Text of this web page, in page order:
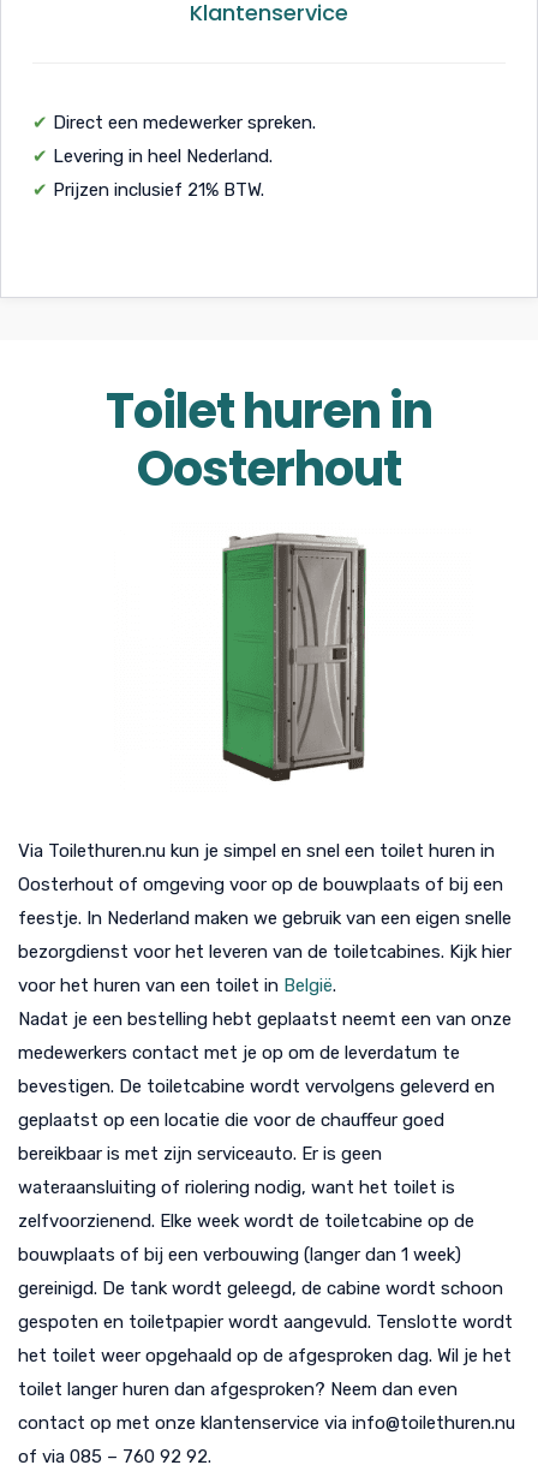
Klantenservice
✔ Direct een medewerker spreken.
✔ Levering in heel Nederland.
✔ Prijzen inclusief 21% BTW.
Toilet huren in
Oosterhout
Via Toilethuren.nu kun je simpel en snel een toilet huren in
Oosterhout of omgeving voor op de bouwplaats of bij een
feestje. In Nederland maken we gebruik van een eigen snelle
bezorgdienst voor het leveren van de toiletcabines. Kijk hier
voor het huren van een toilet in België.
Nadat je een bestelling hebt geplaatst neemt een van onze
medewerkers contact met je op om de leverdatum te
bevestigen. De toiletcabine wordt vervolgens geleverd en
geplaatst op een locatie die voor de chauffeur goed
bereikbaar is met zijn serviceauto. Er is geen
wateraansluiting of riolering nodig, want het toilet is
zelfvoorzienend. Elke week wordt de toiletcabine op de
bouwplaats of bij een verbouwing (langer dan 1 week)
gereinigd. De tank wordt geleegd, de cabine wordt schoon
gespoten en toiletpapier wordt aangevuld. Tenslotte wordt
het toilet weer opgehaald op de afgesproken dag. Wil je het
toilet langer huren dan afgesproken? Neem dan even
contact op met onze klantenservice via info@toilethuren.nu
of via 085 – 760 92 92.